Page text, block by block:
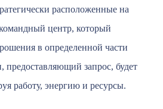
расположенные на
центр, который
в определенной части
предоставляющий запрос, будет
работу, энергию и ресурсы.